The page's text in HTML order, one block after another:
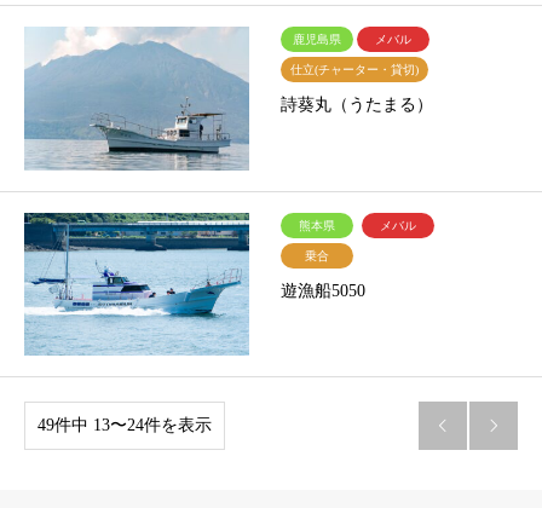
鹿児島県 メバル
仕立(チャーター・貸切)
詩葵丸（うたまる）
熊本県 メバル
乗合
遊漁船5050
49件中 13〜24件を表示  